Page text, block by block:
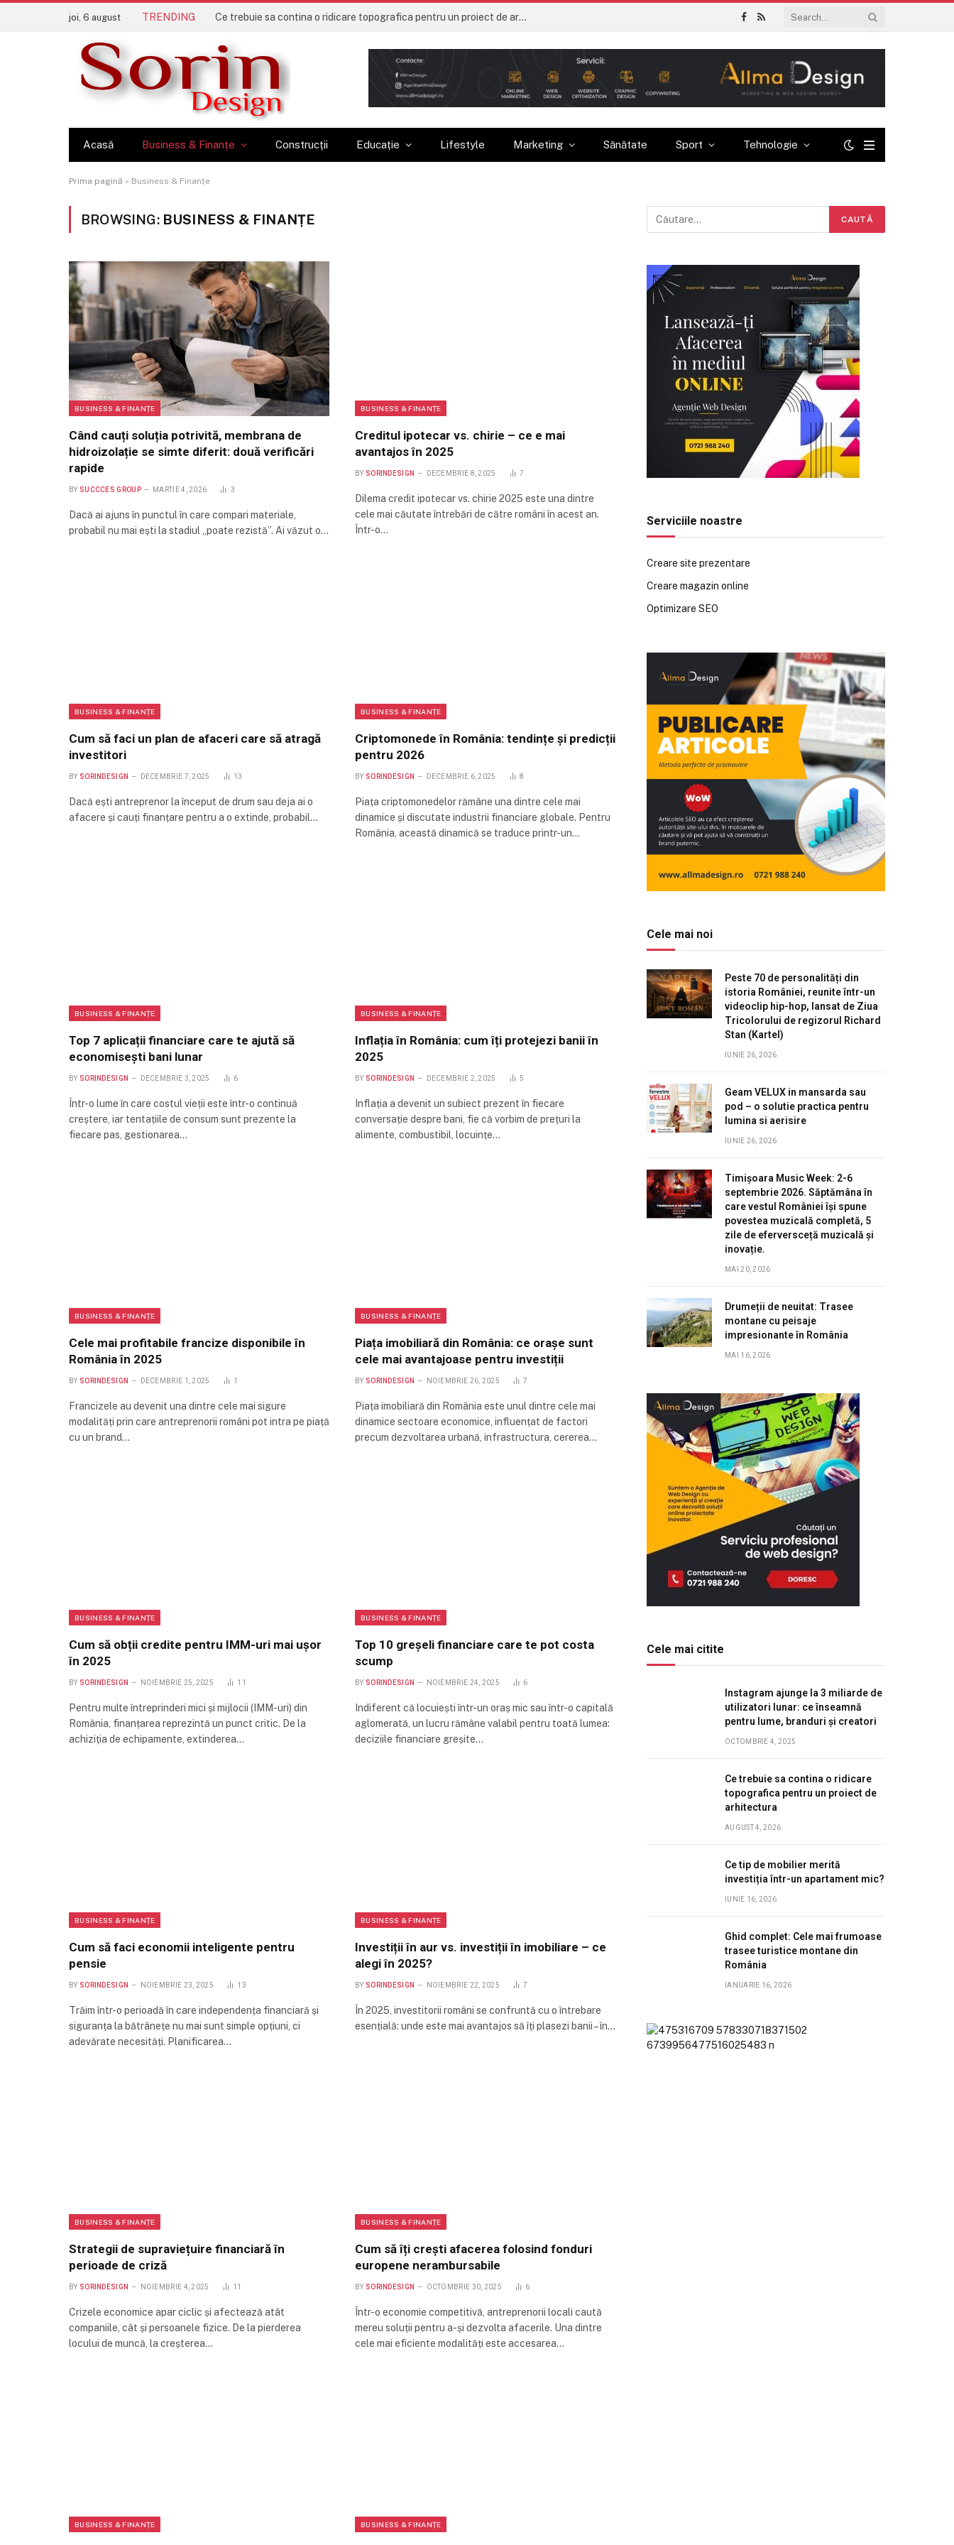
joi, 6 august TRENDING Ce trebuie sa contina o ridicare topografica pentru un proiect de arhitectura
Facebook
RSS
Acasă Business & Finanțe Construcții Educație Lifestyle Marketing Sănătate Sport Tehnologie
Prima pagină » Business & Finanțe
BROWSING: BUSINESS & FINANȚE
BUSINESS & FINANȚE
Când cauți soluția potrivită, membrana de
hidroizolație se simte diferit: două verificări
rapide
BY SUCCCES GROUP MARTIE 4, 2026 3
Dacă ai ajuns în punctul în care compari materiale,
probabil nu mai ești la stadiul „poate rezistă”. Ai văzut o…
BUSINESS & FINANȚE
Creditul ipotecar vs. chirie – ce e mai
avantajos în 2025
BY SORINDESIGN DECEMBRIE 8, 2025 7
Dilema credit ipotecar vs. chirie 2025 este una dintre
cele mai căutate întrebări de către români în acest an.
Într-o…
BUSINESS & FINANȚE
Cum să faci un plan de afaceri care să atragă
investitori
BY SORINDESIGN DECEMBRIE 7, 2025 13
Dacă ești antreprenor la început de drum sau deja ai o
afacere și cauți finanțare pentru a o extinde, probabil…
BUSINESS & FINANȚE
Criptomonede în România: tendințe și predicții
pentru 2026
BY SORINDESIGN DECEMBRIE 6, 2025 8
Piața criptomonedelor rămâne una dintre cele mai
dinamice și discutate industrii financiare globale. Pentru
România, această dinamică se traduce printr-un…
BUSINESS & FINANȚE
Top 7 aplicații financiare care te ajută să
economisești bani lunar
BY SORINDESIGN DECEMBRIE 3, 2025 6
Într-o lume în care costul vieții este într-o continuă
creștere, iar tentațiile de consum sunt prezente la
fiecare pas, gestionarea…
BUSINESS & FINANȚE
Inflația în România: cum îți protejezi banii în
2025
BY SORINDESIGN DECEMBRIE 2, 2025 5
Inflația a devenit un subiect prezent în fiecare
conversație despre bani, fie că vorbim de prețuri la
alimente, combustibil, locuințe…
BUSINESS & FINANȚE
Cele mai profitabile francize disponibile în
România în 2025
BY SORINDESIGN DECEMBRIE 1, 2025 1
Francizele au devenit una dintre cele mai sigure
modalități prin care antreprenorii români pot intra pe piață
cu un brand…
BUSINESS & FINANȚE
Piața imobiliară din România: ce orașe sunt
cele mai avantajoase pentru investiții
BY SORINDESIGN NOIEMBRIE 26, 2025 7
Piața imobiliară din România este unul dintre cele mai
dinamice sectoare economice, influențat de factori
precum dezvoltarea urbană, infrastructura, cererea…
BUSINESS & FINANȚE
Cum să obții credite pentru IMM-uri mai ușor
în 2025
BY SORINDESIGN NOIEMBRIE 25, 2025 11
Pentru multe întreprinderi mici și mijlocii (IMM-uri) din
România, finanțarea reprezintă un punct critic. De la
achiziția de echipamente, extinderea…
BUSINESS & FINANȚE
Top 10 greșeli financiare care te pot costa
scump
BY SORINDESIGN NOIEMBRIE 24, 2025 6
Indiferent că locuiești într-un oraș mic sau într-o capitală
aglomerată, un lucru rămâne valabil pentru toată lumea:
deciziile financiare greșite…
BUSINESS & FINANȚE
Cum să faci economii inteligente pentru
pensie
BY SORINDESIGN NOIEMBRIE 23, 2025 13
Trăim într-o perioadă în care independența financiară și
siguranța la bătrânețe nu mai sunt simple opțiuni, ci
adevărate necesități. Planificarea…
BUSINESS & FINANȚE
Investiții în aur vs. investiții în imobiliare – ce
alegi în 2025?
BY SORINDESIGN NOIEMBRIE 22, 2025 7
În 2025, investitorii români se confruntă cu o întrebare
esențială: unde este mai avantajos să îți plasezi banii – în…
BUSINESS & FINANȚE
Strategii de supraviețuire financiară în
perioade de criză
BY SORINDESIGN NOIEMBRIE 4, 2025 11
Crizele economice apar ciclic și afectează atât
companiile, cât și persoanele fizice. De la pierderea
locului de muncă, la creșterea…
BUSINESS & FINANȚE
Cum să îți crești afacerea folosind fonduri
europene nerambursabile
BY SORINDESIGN OCTOMBRIE 30, 2025 6
Într-o economie competitivă, antreprenorii locali caută
mereu soluții pentru a-și dezvolta afacerile. Una dintre
cele mai eficiente modalități este accesarea…
BUSINESS & FINANȚE BUSINESS & FINANȚE
Serviciile noastre
Creare site prezentare
Creare magazin online
Optimizare SEO
Cele mai noi
Peste 70 de personalități din
istoria României, reunite într-un
videoclip hip-hop, lansat de Ziua
Tricolorului de regizorul Richard
Stan (Kartel)
IUNIE 26, 2026
Geam VELUX in mansarda sau
pod – o solutie practica pentru
lumina si aerisire
IUNIE 26, 2026
Timișoara Music Week: 2-6
septembrie 2026. Săptămâna în
care vestul României își spune
povestea muzicală completă, 5
zile de eferversceță muzicală și
inovație.
MAI 20, 2026
Drumeții de neuitat: Trasee
montane cu peisaje
impresionante în România
MAI 16, 2026
Cele mai citite
Instagram ajunge la 3 miliarde de
utilizatori lunar: ce înseamnă
pentru lume, branduri și creatori
OCTOMBRIE 4, 2025
Ce trebuie sa contina o ridicare
topografica pentru un proiect de
arhitectura
AUGUST 4, 2026
Ce tip de mobilier merită
investiția într-un apartament mic?
IUNIE 16, 2026
Ghid complet: Cele mai frumoase
trasee turistice montane din
România
IANUARIE 16, 2026